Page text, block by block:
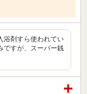
浴剤すら使われてい
ですが、スーパー銭